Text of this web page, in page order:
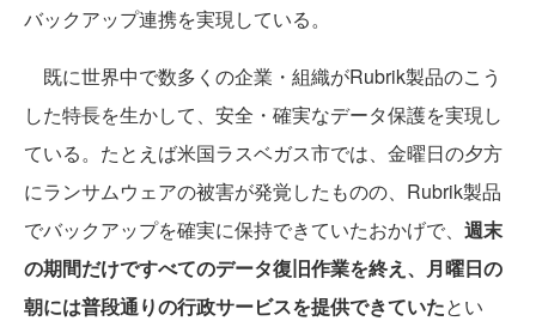
バックアップ連携を実現している。
既に世界中で数多くの企業・組織がRubrik製品のこう
した特長を生かして、安全・確実なデータ保護を実現し
ている。たとえば米国ラスベガス市では、金曜日の夕方
にランサムウェアの被害が発覚したものの、Rubrik製品
でバックアップを確実に保持できていたおかげで、 週末
の期間だけですべてのデータ復旧作業を終え、月曜日の
朝には普段通りの行政サービスを提供できていたとい